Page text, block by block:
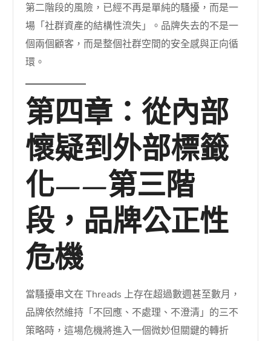
第二階段的風險，已經不再是單純的騷擾，而是一
場「社群資產的結構性流失」。品牌失去的不是一
個兩個顧客，而是整個社群空間的安全感與正向循
環。
第四章：從內部
懷疑到外部標籤
化——第三階
段，品牌公正性
危機
當騷擾串文在 Threads 上存在超過數週甚至數月，
品牌依然維持「不回應、不處理、不澄清」的三不
策略時，這場危機將進入一個微妙但關鍵的轉折